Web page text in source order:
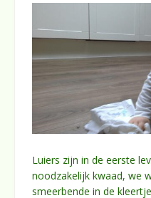
Luiers zijn in de eerste
noodzakelijk kwaad, we
smeerbende in de